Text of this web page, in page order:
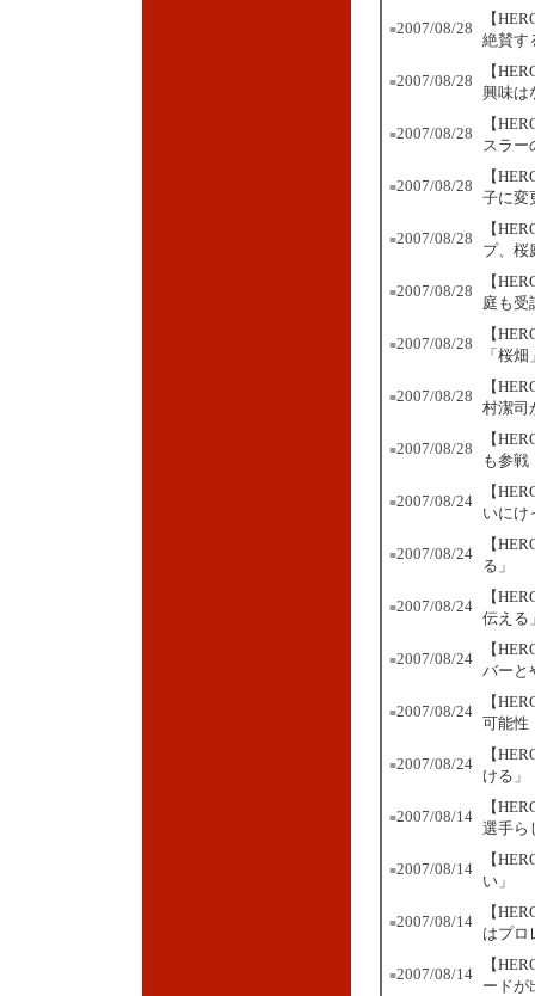
■2007/08/28
【
絶賛す
■2007/08/28
【
興味は
■2007/08/28
【
スラー
■2007/08/28
【
子に変
■2007/08/28
【
プ、桜
■2007/08/28
【
庭も受
■2007/08/28
【
「桜畑
■2007/08/28
【
村潔司
■2007/08/28
【
も参戦
■2007/08/24
【
いにけ
■2007/08/24
【
る」
■2007/08/24
【
伝える
■2007/08/24
【
バーと
■2007/08/24
【
可能性
■2007/08/24
【
ける」
■2007/08/14
【
選手ら
■2007/08/14
【
い」
■2007/08/14
【
はプロ
■2007/08/14
【
ードが